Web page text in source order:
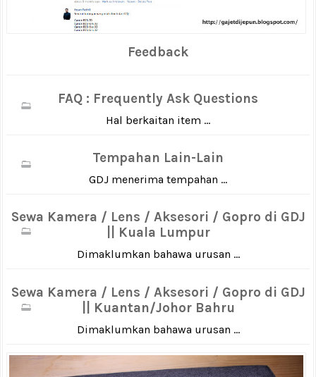
Feedback
FAQ : Frequently Ask Questions
Hal berkaitan item ...
Tempahan Lain-Lain
GDJ menerima tempahan ...
Sewa Kamera / Lens / Aksesori / Gopro di GDJ
|| Kuala Lumpur
Dimaklumkan bahawa urusan ...
Sewa Kamera / Lens / Aksesori / Gopro di GDJ
|| Kuantan/Johor Bahru
Dimaklumkan bahawa urusan ...